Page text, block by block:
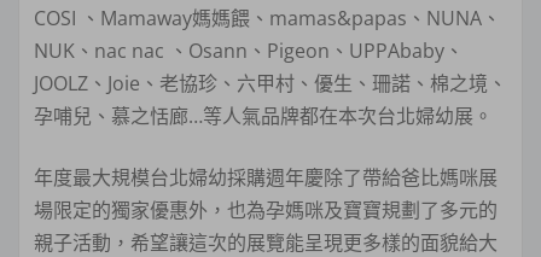
COSI 、Mamaway媽媽餵、mamas&papas、NUNA、
NUK、nac nac 、Osann、Pigeon、UPPAbaby、
JOOLZ、Joie、老協珍、六甲村、優生、珊諾、棉之境、
孕哺兒、慕之恬廊…等人氣品牌都在本次台北婦幼展。
年度最大規模台北婦幼採購週年慶除了帶給爸比媽咪展
場限定的獨家優惠外，也為孕媽咪及寶寶規劃了多元的
親子活動，希望讓這次的展覽能呈現更多樣的面貌給大